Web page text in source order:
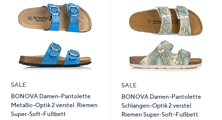
wischen
Geräten
nach
rechts,
um
SALE
BONOVA Damen-Pantolette
Metallic-Optik 2 verstel. Riemen
Super-Soft-Fußbett
SALE
BONOVA Damen-Pantolette
Schlangen-Optik 2 verstel.
Riemen Super-Soft-Fußbett